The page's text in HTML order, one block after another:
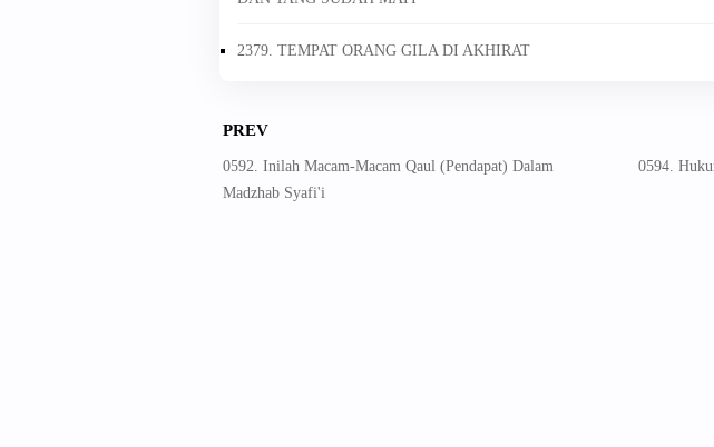
2379. TEMPAT ORANG GILA DI AKHIRAT
PREV
0592. Inilah Macam-Macam Qaul (Pendapat) Dalam
Madzhab Syafi'i
0594.